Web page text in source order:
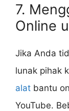
7.
Online
Jika Anda
lunak pihak
alat bantu
YouTube.